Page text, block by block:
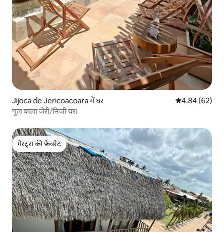
Jijoca de Jericoacoara में घर औसत रेटिंग 5 में
4.84 (62)
पूल वाला जेरी/निजी घर।
गेस्ट्स की फ़ेवरेट
गेस्ट्स की फ़ेवरेट